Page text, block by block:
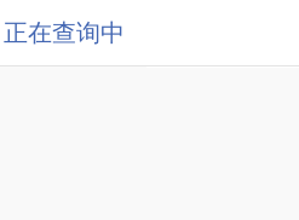
正在查询中